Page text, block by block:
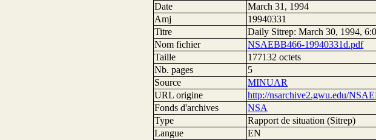
Date
March 31, 1994
Amj
19940331
Titre
Daily Sitrep: March 30, 1994,
Nom fichier
NSAEBB466-19940331d.pdf
Taille
177132 octets
Nb. pages
5
Source
MINUAR
URL origine
http://nsarchive2.gwu.edu/
Fonds d'archives
NSA
Type
Rapport de situation (Sitrep)
Langue
EN